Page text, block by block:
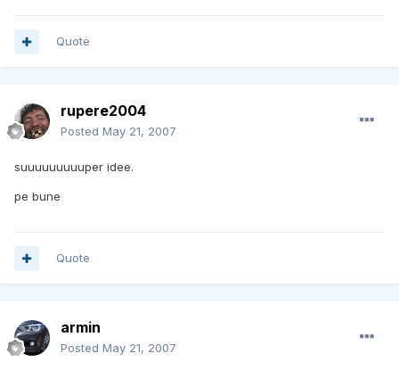
Quote
rupere2004
Posted May 21, 2007
suuuuuuuuuper idee.
pe bune
Quote
armin
Posted May 21, 2007